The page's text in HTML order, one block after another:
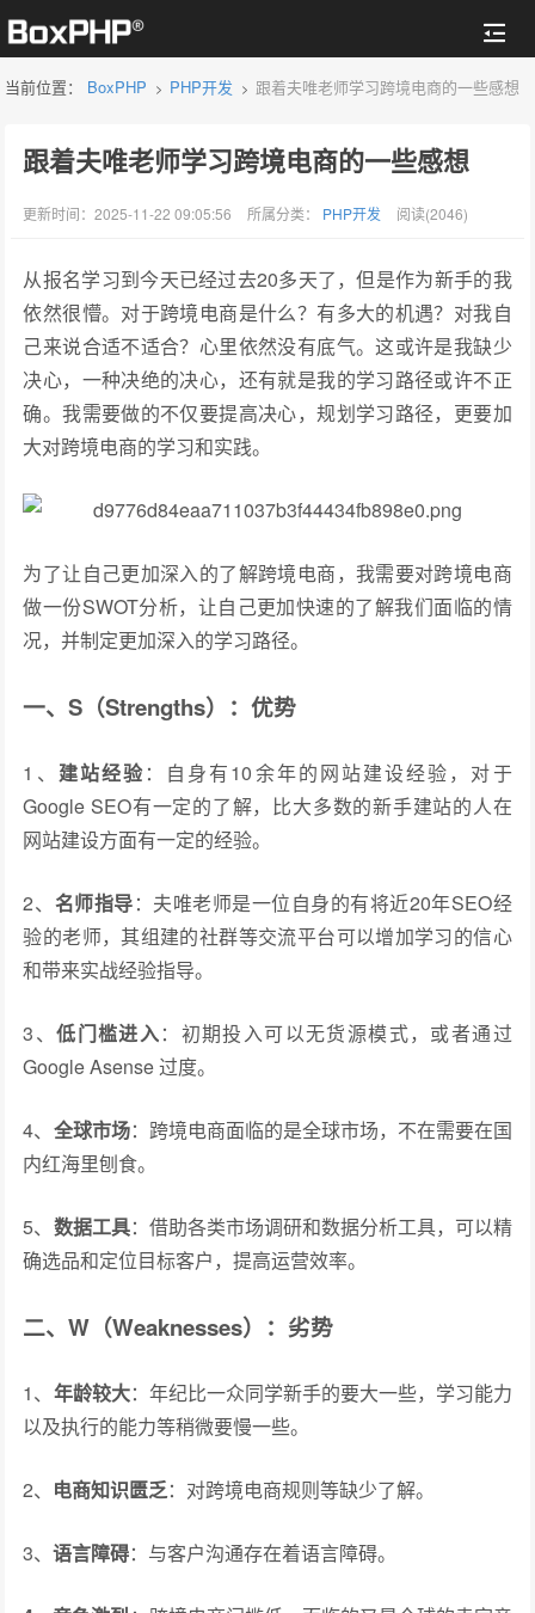
当前位置： BoxPHP > PHP开发 > 跟着夫唯老师学习跨境电商的一些感想
跟着夫唯老师学习跨境电商的一些感想
更新时间：2025-11-22 09:05:56 所属分类： PHP开发 阅读(2046)
从报名学习到今天已经过去20多天了，但是作为新手的我
依然很懵。对于跨境电商是什么？有多大的机遇？对我自
己来说合适不适合？心里依然没有底气。这或许是我缺少
决心，一种决绝的决心，还有就是我的学习路径或许不正
确。我需要做的不仅要提高决心，规划学习路径，更要加
大对跨境电商的学习和实践。
为了让自己更加深入的了解跨境电商，我需要对跨境电商
做一份SWOT分析，让自己更加快速的了解我们面临的情
况，并制定更加深入的学习路径。
一、S（Strengths）：优势
1、 建站经验：自身有10余年的网站建设经验，对于
Google SEO有一定的了解，比大多数的新手建站的人在
网站建设方面有一定的经验。
2、 名师指导：夫唯老师是一位自身的有将近20年SEO经
验的老师，其组建的社群等交流平台可以增加学习的信心
和带来实战经验指导。
3、低门槛进入：初期投入可以无货源模式，或者通过
Google Asense 过度。
4、 全球市场：跨境电商面临的是全球市场，不在需要在国
内红海里刨食。
5、 数据工具：借助各类市场调研和数据分析工具，可以精
确选品和定位目标客户，提高运营效率。
二、W（Weaknesses）：劣势
1、 年龄较大：年纪比一众同学新手的要大一些，学习能力
以及执行的能力等稍微要慢一些。
2、 电商知识匮乏：对跨境电商规则等缺少了解。
3、语言障碍：与客户沟通存在着语言障碍。